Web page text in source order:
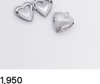
1,950